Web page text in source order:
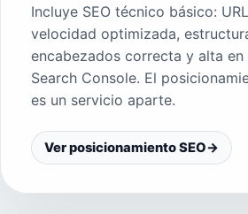
Incluye SEO técnico básico:
velocidad optimizada,
encabezados correcta y alta en
Search Console. El
es un servicio aparte.
Ver posicionamiento SEO→